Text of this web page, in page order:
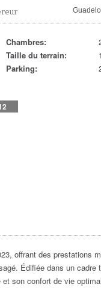
Chambres:
Taille du terrain:
Parking:
offrant des prestations
Édifiée dans un cadre
son confort de vie